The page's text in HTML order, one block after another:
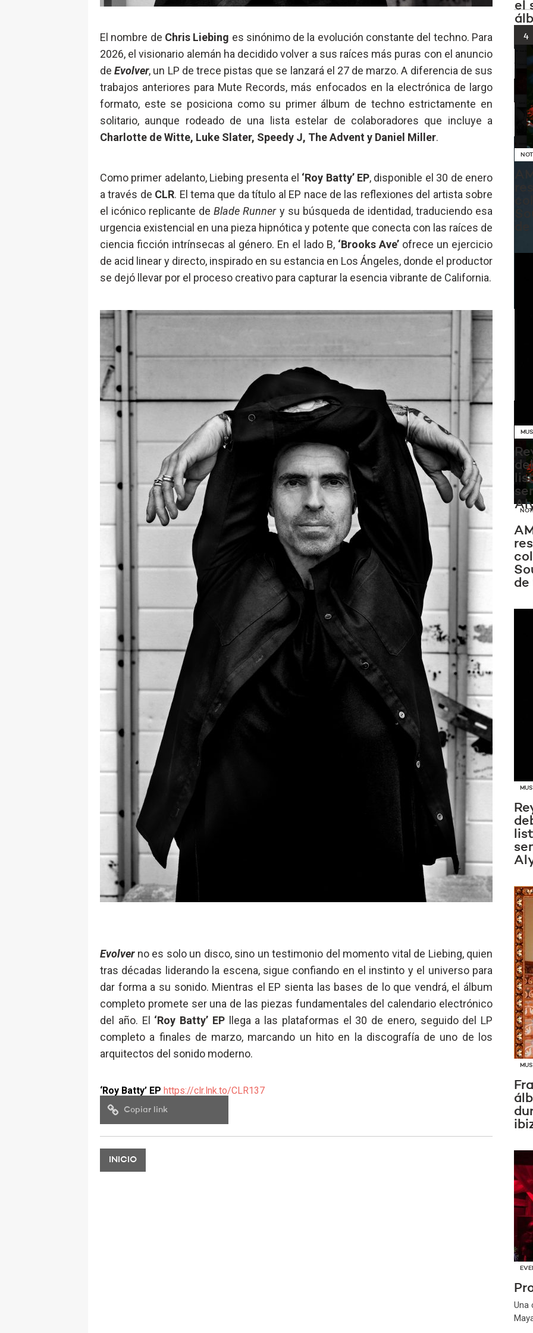
El nombre de Chris Liebing es sinónimo de la evolución constante del techno. Para
2026, el visionario alemán ha decidido volver a sus raíces más puras con el anuncio
deEvolver, un LP de trece pistas que se lanzará el 27 de marzo. A diferencia de sus
trabajos anteriores para Mute Records, más enfocados en la electrónica de largo
formato, este se posiciona como su primer álbum de techno estrictamente en
solitario, aunque rodeado de una lista estelar de colaboradores que incluye a
Charlotte de Witte, Luke Slater, Speedy J, The Advent y Daniel Miller.
Como primer adelanto, Liebing presenta el ‘Roy Batty’ EP, disponible el 30 de enero
a través de CLR. El tema que da título al EP nace de las reflexiones del artista sobre
el icónico replicante deBlade Runnery su búsqueda de identidad, traduciendo esa
urgencia existencial en una pieza hipnótica y potente que conecta con las raíces de
ciencia ficción intrínsecas al género. En el lado B, ‘Brooks Ave’ofrece un ejercicio
de acid linear y directo, inspirado en su estancia en Los Ángeles, donde el productor
se dejó llevar por el proceso creativo para capturar la esencia vibrante de California.
Evolverno es solo un disco, sino un testimonio del momento vital de Liebing, quien
tras décadas liderando la escena, sigue confiando en el instinto y el universo para
dar forma a su sonido. Mientras el EP sienta las bases de lo que vendrá, el álbum
completo promete ser una de las piezas fundamentales del calendario electrónico
del año. El ‘Roy Batty’ EPllega a las plataformas el 30 de enero, seguido del LP
completo a finales de marzo, marcando un hito en la discografía de uno de los
arquitectos del sonido moderno.
‘Roy Batty’ EP https://clr.lnk.to/CLR137
Copiar link
INICIO
4
el
de
Una
el